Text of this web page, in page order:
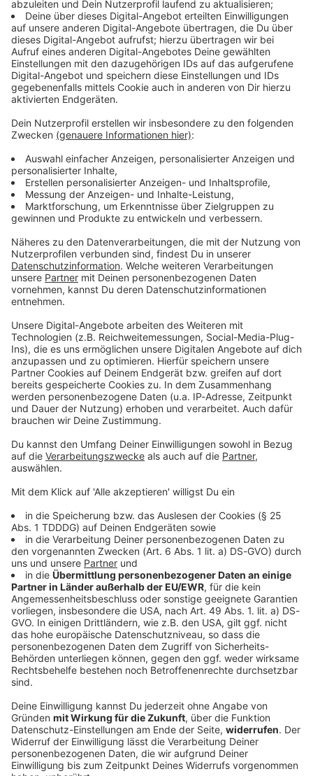
Immer auf dem Laufenden
bleiben!
Verpass' nichts mehr - mit unserem kostenlosen
ANTENNE BAYERN Newsletter. Ob Nachrichten,
Lifestyle oder unsere neuesten Aktionen - wir
informieren dich.
Zum Newsletter anmelden
Du möchtest uns etwas sagen?
Kontaktformular
Sprachnachricht
DAS KÖNNTE DICH AUCH INTERESSIEREN
Verkehr
Rauchverbot im Auto: So hoch soll die Strafe
sein
Ziel des Rauchverbots in Autos, ist es, wegen der
gesundheitlichen Schäden das Passivrauchen in
geschlossenen Fahrzeugen, in denen sich
Minderjährige oder Schwangere aufhalten, zu